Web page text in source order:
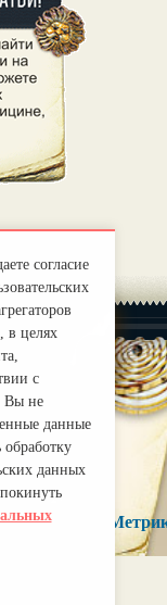
Правила
согласие
в целях
с
Вы не
данные
данных